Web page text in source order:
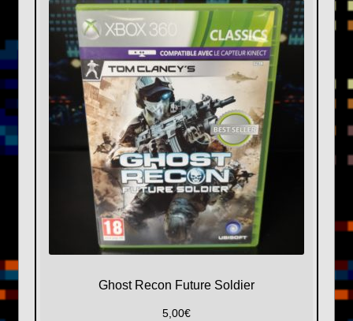
Ghost Recon Future Soldier
5,00€